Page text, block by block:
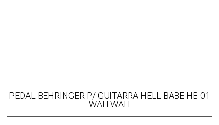
PEDAL BEHRINGER P/ GUITARRA HELL BABE HB-01
WAH WAH